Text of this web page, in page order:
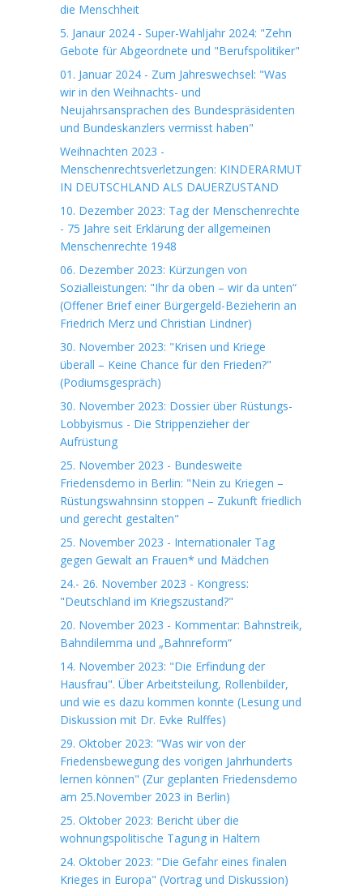
die Menschheit
5. Janaur 2024 - Super-Wahljahr 2024: "Zehn
Gebote für Abgeordnete und "Berufspolitiker"
01. Januar 2024 - Zum Jahreswechsel: "Was
wir in den Weihnachts- und
Neujahrsansprachen des Bundespräsidenten
und Bundeskanzlers vermisst haben"
Weihnachten 2023 -
Menschenrechtsverletzungen: KINDERARMUT
IN DEUTSCHLAND ALS DAUERZUSTAND
10. Dezember 2023: Tag der Menschenrechte
- 75 Jahre seit Erklärung der allgemeinen
Menschenrechte 1948
06. Dezember 2023: Kürzungen von
Sozialleistungen: "Ihr da oben – wir da unten“
(Offener Brief einer Bürgergeld-Bezieherin an
Friedrich Merz und Christian Lindner)
30. November 2023: "Krisen und Kriege
überall – Keine Chance für den Frieden?"
(Podiumsgespräch)
30. November 2023: Dossier über Rüstungs-
Lobbyismus - Die Strippenzieher der
Aufrüstung
25. November 2023 - Bundesweite
Friedensdemo in Berlin: "Nein zu Kriegen –
Rüstungswahnsinn stoppen – Zukunft friedlich
und gerecht gestalten"
25. November 2023 - Internationaler Tag
gegen Gewalt an Frauen* und Mädchen
24.- 26. November 2023 - Kongress:
"Deutschland im Kriegszustand?"
20. November 2023 - Kommentar: Bahnstreik,
Bahndilemma und „Bahnreform“
14. November 2023: "Die Erfindung der
Hausfrau". Über Arbeitsteilung, Rollenbilder,
und wie es dazu kommen konnte (Lesung und
Diskussion mit Dr. Evke Rulffes)
29. Oktober 2023: "Was wir von der
Friedensbewegung des vorigen Jahrhunderts
lernen können" (Zur geplanten Friedensdemo
am 25.November 2023 in Berlin)
25. Oktober 2023: Bericht über die
wohnungspolitische Tagung in Haltern
24. Oktober 2023: "Die Gefahr eines finalen
Krieges in Europa" (Vortrag und Diskussion)